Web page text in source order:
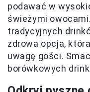
podawać w
świeżymi
tradycyjnych
zdrowa opcja,
uwagę gości.
borówkowych